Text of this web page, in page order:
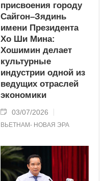
присвоения городу
Сайгон–Зядинь
имени Президента
Хо Ши Мина:
Хошимин делает
культурные
индустрии одной из
ведущих отраслей
экономики
03/07/2026
ВЬЕТНАМ- НОВАЯ ЭРА